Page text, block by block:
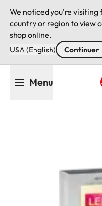
We noticed you're visiting
country or region to view
shop online.
USA (English)
Continuer
Menu